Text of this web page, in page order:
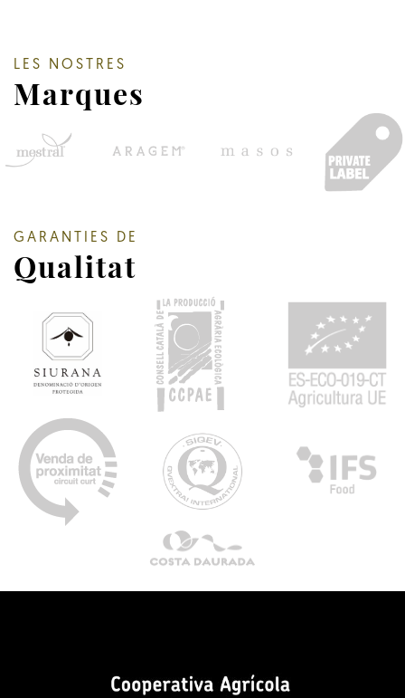
LES NOSTRES
Marques
GARANTIES DE
Qualitat